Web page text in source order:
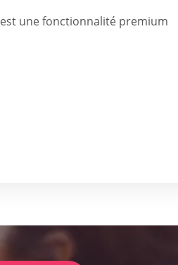
une fonctionnalité premium